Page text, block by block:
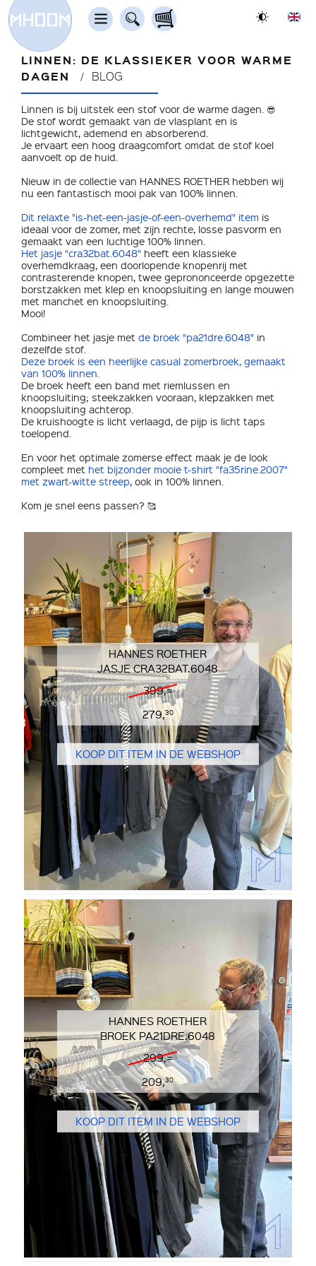
LINNEN: DE KLASSIEKER VOOR WARME
DAGEN
BLOG
Linnen is bij uitstek een stof voor de warme dagen. 😎
De stof wordt gemaakt van de vlasplant en is
lichtgewicht, ademend en absorberend.
Je ervaart een hoog draagcomfort omdat de stof koel
aanvoelt op de huid.
Nieuw in de collectie van HANNES ROETHER hebben wij
nu een fantastisch mooi pak van 100% linnen.
Dit relaxte "is-het-een-jasje-of-een-overhemd" item is
ideaal voor de zomer, met zijn rechte, losse pasvorm en
gemaakt van een luchtige 100% linnen.
Het jasje "cra32bat.6048" heeft een klassieke
overhemdkraag, een doorlopende knopenrij met
contrasterende knopen, twee geprononceerde opgezette
borstzakken met klep en knoopsluiting en lange mouwen
met manchet en knoopsluiting.
Mooi!
Combineer het jasje met de broek "pa21dre.6048" in
dezelfde stof.
Deze broek is een heerlijke casual zomerbroek, gemaakt
van 100% linnen.
De broek heeft een band met riemlussen en
knoopsluiting; steekzakken vooraan, klepzakken met
knoopsluiting achterop.
De kruishoogte is licht verlaagd, de pijp is licht taps
toelopend.
En voor het optimale zomerse effect maak je de look
compleet met het bijzonder mooie t-shirt "fa35rine.2007"
met zwart-witte streep, ook in 100% linnen.
Kom je snel eens passen? 🥰
HANNES ROETHER
JASJE CRA32BAT.6048
399,=
279,30
KOOP DIT ITEM IN DE WEBSHOP
HANNES ROETHER
BROEK PA21DRE.6048
299,=
209,30
KOOP DIT ITEM IN DE WEBSHOP